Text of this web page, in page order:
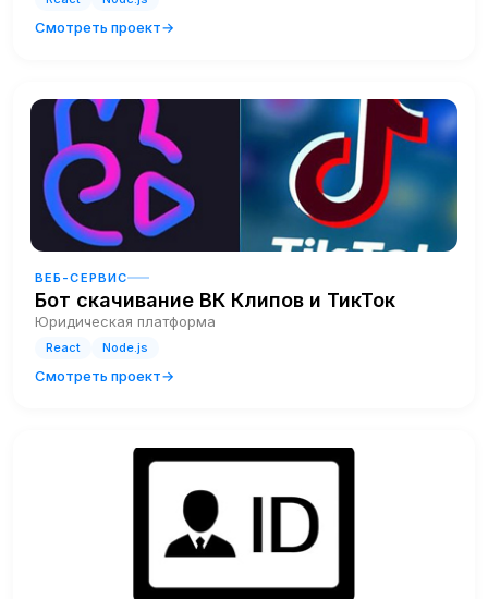
Смотреть проект
ВЕБ-СЕРВИС
Бот скачивание ВК Клипов и ТикТок
Юридическая платформа
React Node.js
Смотреть проект